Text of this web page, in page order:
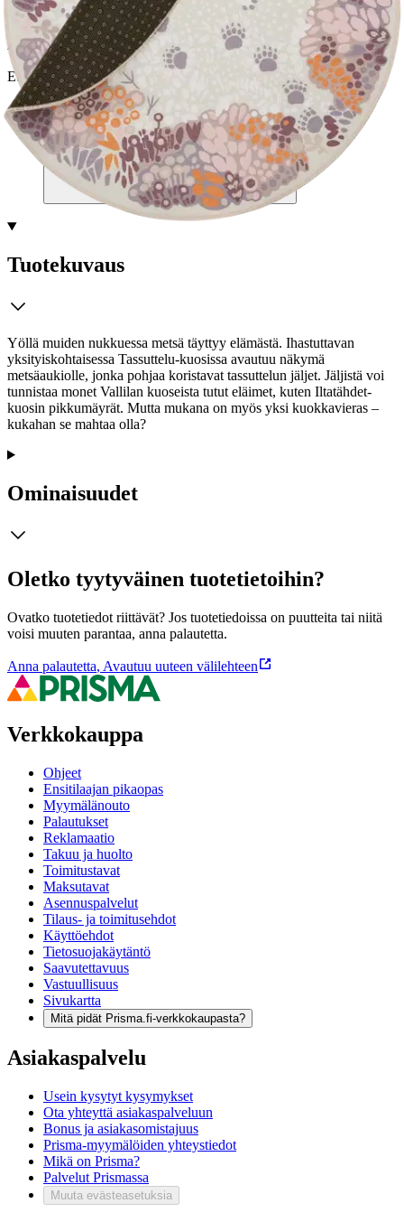
Postin pakettiautomaattiin tai
palvelupisteeseen!
Etu ei koske Suuri‑lisäpalvelulla toimitettavia tuotteita.
Tarkista myymäläsaatavuus
Tuotekuvaus
Yöllä muiden nukkuessa metsä täyttyy elämästä. Ihastuttavan
yksityiskohtaisessa Tassuttelu-kuosissa avautuu näkymä
metsäaukiolle, jonka pohjaa koristavat tassuttelun jäljet. Jäljistä voi
tunnistaa monet Vallilan kuoseista tutut eläimet, kuten Iltatähdet-
kuosin pikkumäyrät. Mutta mukana on myös yksi kuokkavieras –
kukahan se mahtaa olla?
Ominaisuudet
Oletko tyytyväinen tuotetietoihin?
Ovatko tuotetiedot riittävät? Jos tuotetiedoissa on puutteita tai niitä
voisi muuten parantaa, anna palautetta.
Anna palautetta, Avautuu uuteen välilehteen
Verkkokauppa
Ohjeet
Ensitilaajan pikaopas
Myymälänouto
Palautukset
Reklamaatio
Takuu ja huolto
Toimitustavat
Maksutavat
Asennuspalvelut
Tilaus- ja toimitusehdot
Käyttöehdot
Tietosuojakäytäntö
Saavutettavuus
Vastuullisuus
Sivukartta
Mitä pidät Prisma.fi-verkkokaupasta?
Asiakaspalvelu
Usein kysytyt kysymykset
Ota yhteyttä asiakaspalveluun
Bonus ja asiakasomistajuus
Prisma-myymälöiden yhteystiedot
Mikä on Prisma?
Palvelut Prismassa
Muuta evästeasetuksia